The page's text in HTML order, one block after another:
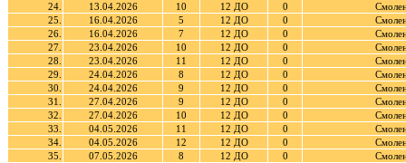
24.
13.04.2026 10 12 ДО 0
25.
16.04.2026 5 12 ДО 0
26.
16.04.2026 7 12 ДО 0
27.
23.04.2026 10 12 ДО 0
28.
23.04.2026 11 12 ДО 0
29.
24.04.2026 8 12 ДО 0
30.
24.04.2026 9 12 ДО 0
31.
27.04.2026 9 12 ДО 0
32.
27.04.2026 10 12 ДО 0
33.
04.05.2026 11 12 ДО 0
34.
04.05.2026 12 12 ДО 0
35.
07.05.2026 8 12 ДО 0